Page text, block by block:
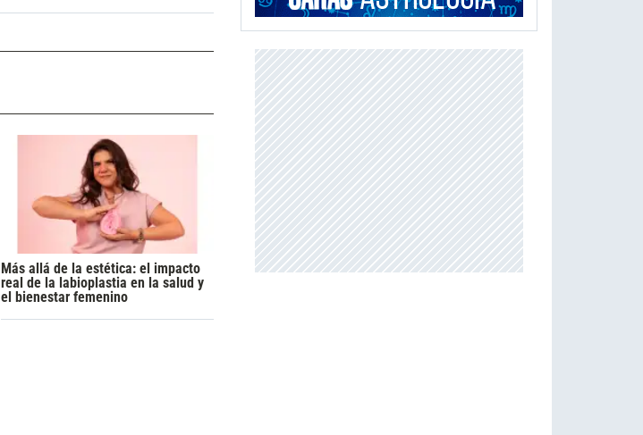
Más allá de la estética: el impacto
real de la labioplastia en la salud y
el bienestar femenino